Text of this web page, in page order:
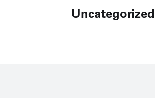
Uncategorized